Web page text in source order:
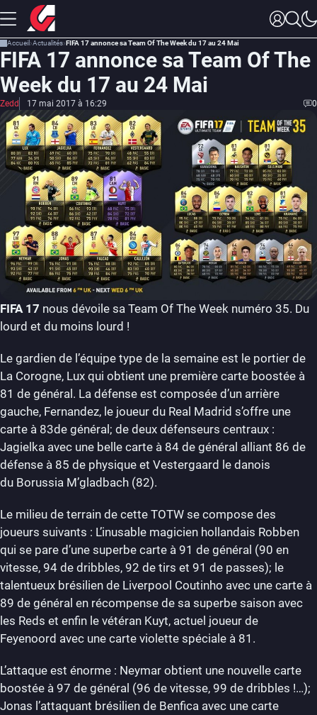
Accueil Actualités FIFA 17 annonce sa Team Of The Week du 17 au 24 Mai
FIFA 17 annonce sa Team Of The
Week du 17 au 24 Mai
Zedd 17 mai 2017 à 16:29 0
FIFA 17 nous dévoile sa Team Of The Week numéro 35. Du
lourd et du moins lourd !
Le gardien de l’équipe type de la semaine est le portier de
La Corogne, Lux qui obtient une première carte boostée à
81 de général. La défense est composée d’un arrière
gauche, Fernandez, le joueur du Real Madrid s’offre une
carte à 83de général; de deux défenseurs centraux :
Jagielka avec une belle carte à 84 de général alliant 86 de
défense à 85 de physique et Vestergaard le danois
du Borussia M’gladbach (82).
Le milieu de terrain de cette TOTW se compose des
joueurs suivants : L’inusable magicien hollandais Robben
qui se pare d’une superbe carte à 91 de général (90 en
vitesse, 94 de dribbles, 92 de tirs et 91 de passes); le
talentueux brésilien de Liverpool Coutinho avec une carte à
89 de général en récompense de sa superbe saison avec
les Reds et enfin le vétéran Kuyt, actuel joueur de
Feyenoord avec une carte violette spéciale à 81.
L’attaque est énorme : Neymar obtient une nouvelle carte
boostée à 97 de général (96 de vitesse, 99 de dribbles !…);
Jonas l’attaquant brésilien de Benfica avec une carte